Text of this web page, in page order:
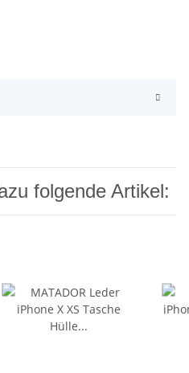
folgende Artikel: